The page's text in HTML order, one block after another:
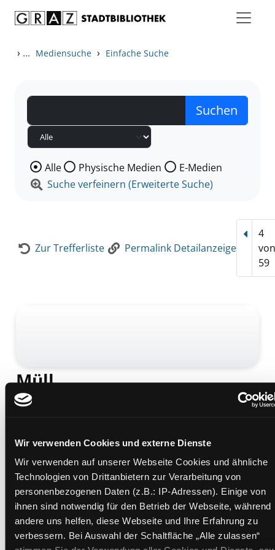
Wir verwenden Cookies und externe Dienste
Wir verwenden auf unserer Webseite Cookies und ähnliche
Technologien von Drittanbietern zur Verarbeitung von
personenbezogenen Daten (z.B.: IP-Adressen). Einige von
ihnen sind notwendig für den Betrieb der Webseite, während
andere uns helfen, diese Webseite und Ihre Erfahrung zu
verbessern. Bei Auswahl der Schaltfläche „Alle zulassen“
› ... Mediensuche › Einfache Suche
Wählen Sie die Medienart nach der Sie suchen wollen.
Alle Physische Medien
E-Medien
Suche verfeinern (Erweiterte Suche)
Zur Trefferliste Permalink Detailanzeige
4
59
Müll
alles über die lästigste Sache der Welt
Übergeordnetes Werk: Plastik, nein danke! Zero
Waste und Nachhaltigkeit
Beschreibung ein-/ausblenden
Mehr Informationen ein-/ausblenden